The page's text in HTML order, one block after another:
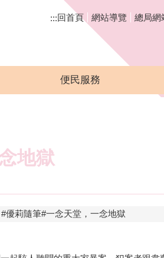
:::回首頁 網站導覽 總局網
便民服務
地獄
#‎優莉隨筆‬#一念天堂，一念地獄